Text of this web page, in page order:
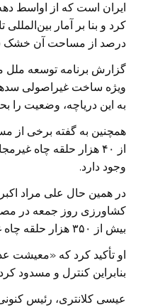
درصد از مساحت آن خشک
گزارش برنامه توسعه ملل
ویژه ساخت غیراصولی
به این دریاچه، وضعیت را
همچنین به گفته برخی از
از ۴۰ هزار حلقه چاه
وجود دارد.
در همین حال علی مراد
کشاورزی روز جمعه در
بیش از ۳۵۰ هزار حلقه چاه غیرمجاز در کشور وجود دارد».
او تأکید کرد که «معیشت
بنابراین کنترل و مسدود
عیسی کلانتری، رئیس